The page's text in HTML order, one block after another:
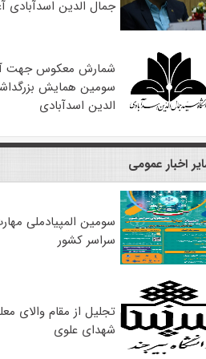
جمال الدین اسدآبادی
شمارش معکوس جهت
سومین همایش
الدین اسدآبادی
اخبار عمومی
سومین المپیادملی
سراسر کشور
تجلیل از مقام والای
شهدای علوی